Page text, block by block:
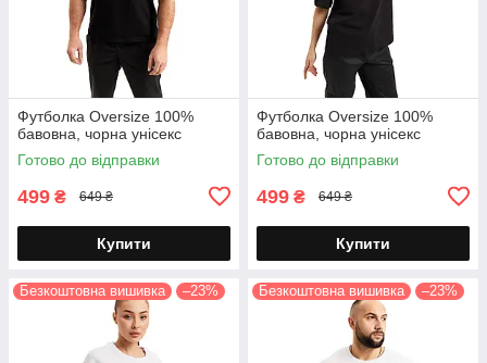
Футболка Oversize 100%
бавовна, чорна унісекс
Готово до відправки
499 ₴ 649 ₴
Купити
Футболка Oversize 100%
бавовна, чорна унісекс
Готово до відправки
499 ₴ 649 ₴
Купити
Безкоштовна вишивка –23% Безкоштовна вишивка –23%